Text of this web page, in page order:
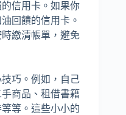
信用卡。如果你
回饋的信用卡。
繳清帳單，避免
巧。例如，自己
商品、租借書籍
等。這些小小的